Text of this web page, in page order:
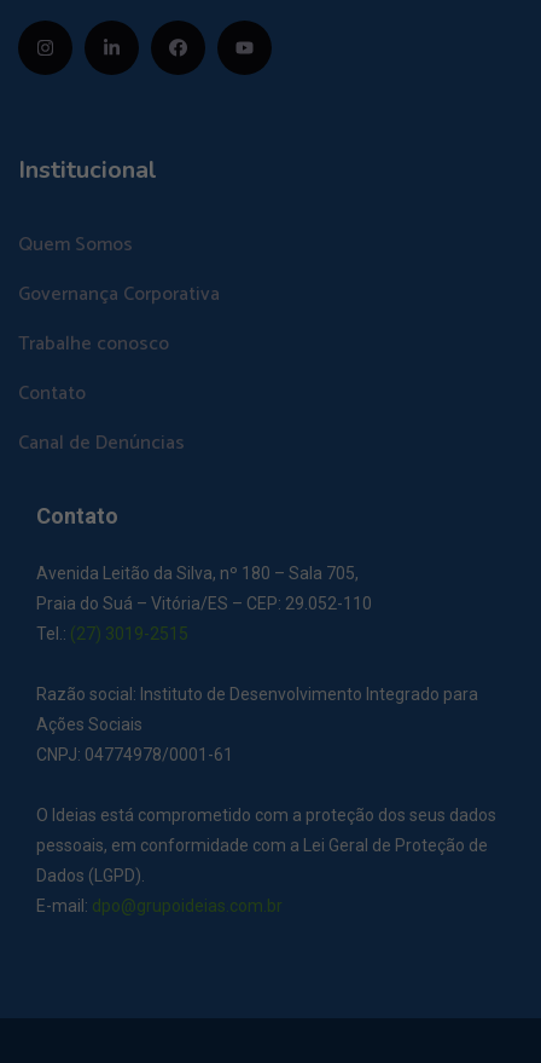
Institucional
Quem Somos
Governança Corporativa
Trabalhe conosco
Contato
Canal de Denúncias
Contato
Avenida Leitão da Silva, nº 180 – Sala 705,
Praia do Suá – Vitória/ES – CEP: 29.052-110
Tel.: (27) 3019-2515
Razão social: Instituto de Desenvolvimento Integrado para
Ações Sociais
CNPJ: 04774978/0001-61
O Ideias está comprometido com a proteção dos seus dados
pessoais, em conformidade com a Lei Geral de Proteção de
Dados (LGPD).
E-mail: dpo@grupoideias.com.br